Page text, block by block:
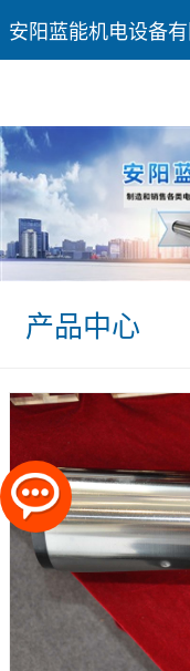
安阳蓝能机电设备
产品中心